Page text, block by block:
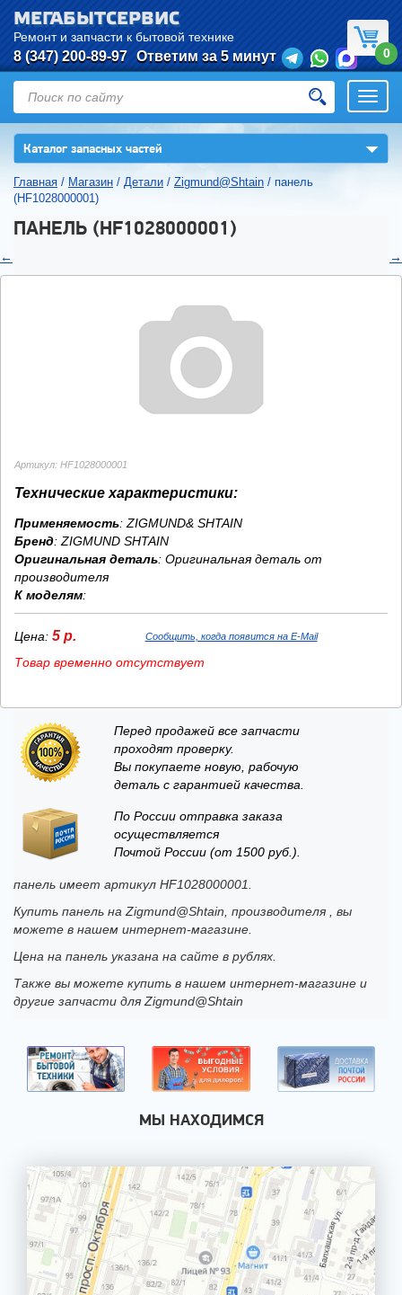
МЕГАБЫТСЕРВИС
Ремонт и запчасти к бытовой технике
8 (347) 200-89-97 Ответим за 5 минут 0
Каталог запасных частей ▼
Главная / Магазин / Детали / Zigmund@Shtain / панель
(HF1028000001)
ПАНЕЛЬ (HF1028000001)
← →
Артикул: HF1028000001
Технические характеристики:
Применяемость: ZIGMUND& SHTAIN
Бренд: ZIGMUND SHTAIN
Оригинальная деталь: Оригинальная деталь от
производителя
К моделям:
Цена: 5 р. Сообщить, когда появится на E-Mail
Товар временно отсутствует
Перед продажей все запчасти
проходят проверку.
Вы покупаете новую, рабочую
деталь с гарантией качества.
По России отправка заказа
осуществляется
Почтой России (от 1500 руб.).
панель имеет артикул HF1028000001.
Купить панель на Zigmund@Shtain, производителя , вы
можете в нашем интернет-магазине.
Цена на панель указана на сайте в рублях.
Также вы можете купить в нашем интернет-магазине и
другие запчасти для Zigmund@Shtain
МЫ НАХОДИМСЯ